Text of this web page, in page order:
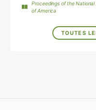
Proceedings of the
of America
TOUTES